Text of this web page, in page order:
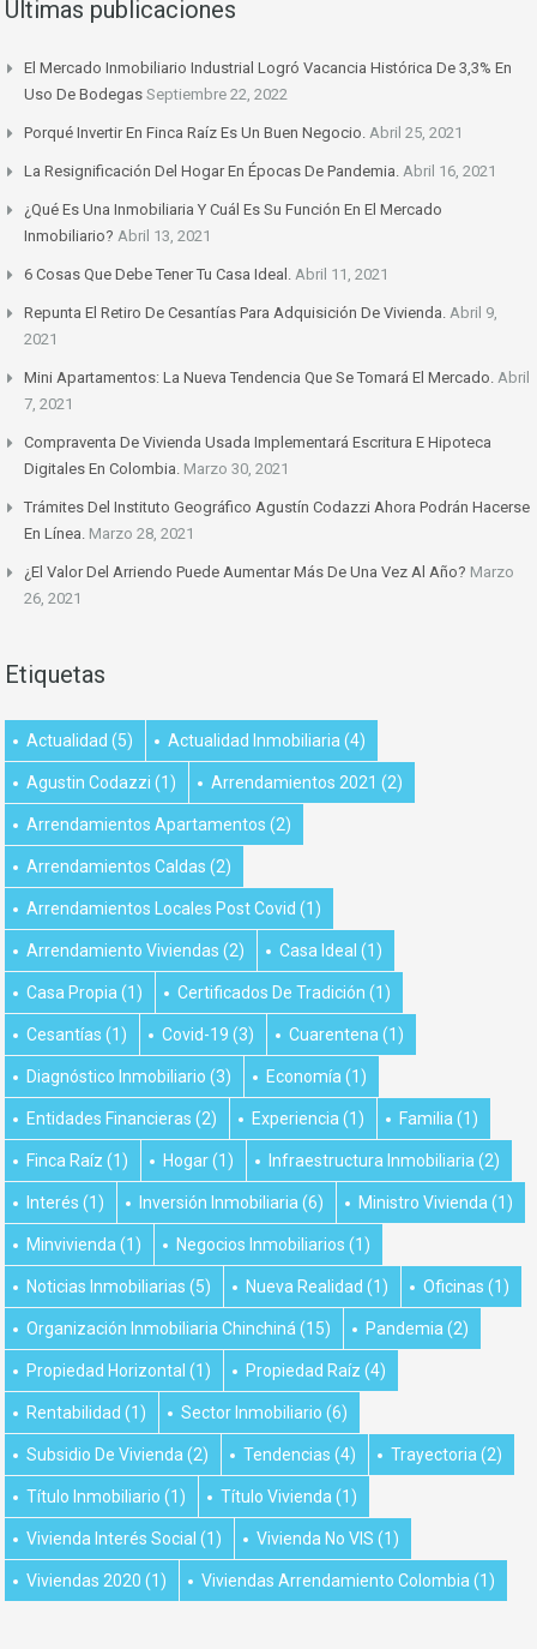
Últimas publicaciones
El Mercado Inmobiliario Industrial Logró Vacancia Histórica De 3,3% En
Uso De Bodegas Septiembre 22, 2022
Porqué Invertir En Finca Raíz Es Un Buen Negocio. Abril 25, 2021
La Resignificación Del Hogar En Épocas De Pandemia. Abril 16, 2021
¿Qué Es Una Inmobiliaria Y Cuál Es Su Función En El Mercado
Inmobiliario? Abril 13, 2021
6 Cosas Que Debe Tener Tu Casa Ideal. Abril 11, 2021
Repunta El Retiro De Cesantías Para Adquisición De Vivienda. Abril 9,
2021
Mini Apartamentos: La Nueva Tendencia Que Se Tomará El Mercado. Abril
7, 2021
Compraventa De Vivienda Usada Implementará Escritura E Hipoteca
Digitales En Colombia. Marzo 30, 2021
Trámites Del Instituto Geográfico Agustín Codazzi Ahora Podrán Hacerse
En Línea. Marzo 28, 2021
¿El Valor Del Arriendo Puede Aumentar Más De Una Vez Al Año? Marzo
26, 2021
Etiquetas
Actualidad (5) Actualidad Inmobiliaria (4)
Agustin Codazzi (1) Arrendamientos 2021 (2)
Arrendamientos Apartamentos (2)
Arrendamientos Caldas (2)
Arrendamientos Locales Post Covid (1)
Arrendamiento Viviendas (2) Casa Ideal (1)
Casa Propia (1) Certificados De Tradición (1)
Cesantías (1) Covid-19 (3) Cuarentena (1)
Diagnóstico Inmobiliario (3) Economía (1)
Entidades Financieras (2) Experiencia (1) Familia (1)
Finca Raíz (1) Hogar(1) Infraestructura Inmobiliaria (2)
Interés (1) Inversión Inmobiliaria (6) Ministro Vivienda (1)
Minvivienda (1) Negocios Inmobiliarios (1)
Noticias Inmobiliarias (5) Nueva Realidad (1) Oficinas (1)
Organización Inmobiliaria Chinchiná (15) Pandemia (2)
Propiedad Horizontal (1) Propiedad Raíz (4)
Rentabilidad (1) Sector Inmobiliario (6)
Subsidio De Vivienda (2) Tendencias (4) Trayectoria (2)
Título Inmobiliario (1) Título Vivienda (1)
Vivienda Interés Social (1) Vivienda No VIS (1)
Viviendas 2020 (1) Viviendas Arrendamiento Colombia (1)